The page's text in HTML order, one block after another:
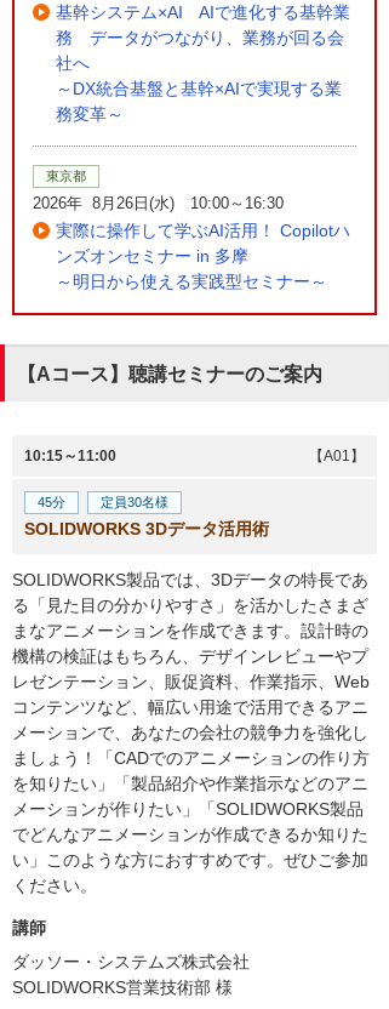
基幹システム×AI AIで進化する基幹業
務 データがつながり、業務が回る会
社へ
～DX統合基盤と基幹×AIで実現する業
務変革～
東京都
2026年 8月26日(水) 10:00～16:30
実際に操作して学ぶAI活用！ Copilotハ
ンズオンセミナー in 多摩
～明日から使える実践型セミナー～
【Aコース】聴講セミナーのご案内
10:15～11:00 【A01】
45分 定員30名様
SOLIDWORKS 3Dデータ活用術
SOLIDWORKS製品では、3Dデータの特長であ
る「見た目の分かりやすさ」を活かしたさまざ
まなアニメーションを作成できます。設計時の
機構の検証はもちろん、デザインレビューやプ
レゼンテーション、販促資料、作業指示、Web
コンテンツなど、幅広い用途で活用できるアニ
メーションで、あなたの会社の競争力を強化し
ましょう！「CADでのアニメーションの作り方
を知りたい」「製品紹介や作業指示などのアニ
メーションが作りたい」「SOLIDWORKS製品
でどんなアニメーションが作成できるか知りた
い」このような方におすすめです。ぜひご参加
ください。
講師
ダッソー・システムズ株式会社
SOLIDWORKS営業技術部 様